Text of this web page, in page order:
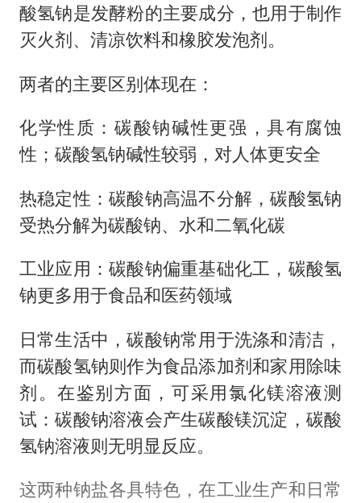
酸氢钠是发酵粉的主要成分，也用于制作
灭火剂、清凉饮料和橡胶发泡剂。
两者的主要区别体现在：
化学性质：碳酸钠碱性更强，具有腐蚀
性；碳酸氢钠碱性较弱，对人体更安全
热稳定性：碳酸钠高温不分解，碳酸氢钠
受热分解为碳酸钠、水和二氧化碳
工业应用：碳酸钠偏重基础化工，碳酸氢
钠更多用于食品和医药领域
日常生活中，碳酸钠常用于洗涤和清洁，
而碳酸氢钠则作为食品添加剂和家用除味
剂。在鉴别方面，可采用氯化镁溶液测
试：碳酸钠溶液会产生碳酸镁沉淀，碳酸
氢钠溶液则无明显反应。
这两种钠盐各具特色，在工业生产和日常